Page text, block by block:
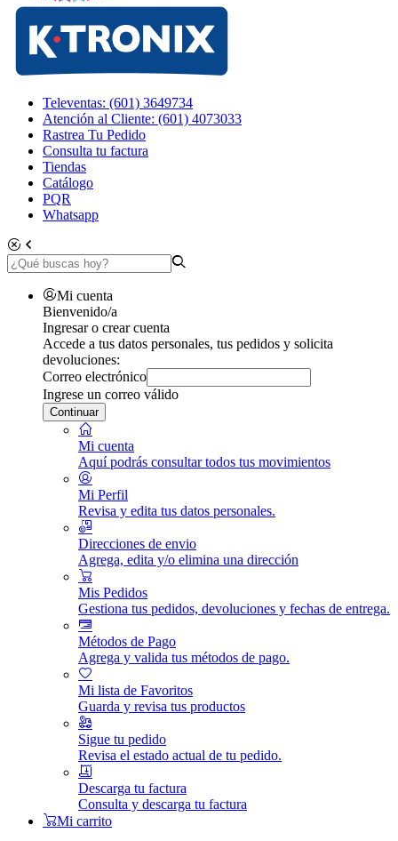
Televentas: (601) 3649734
Atención al Cliente: (601) 4073033
Rastrea Tu Pedido
Consulta tu factura
Tiendas
Catálogo
PQR
Whatsapp
Mi cuenta
Bienvenido/a
Ingresar o crear cuenta
Accede a tus datos personales, tus pedidos y solicita
devoluciones:
Correo electrónico
Ingrese un correo válido
Continuar
Mi cuenta
Aquí podrás consultar todos tus movimientos
Mi Perfil
Revisa y edita tus datos personales.
Direcciones de envio
Agrega, edita y/o elimina una dirección
Mis Pedidos
Gestiona tus pedidos, devoluciones y fechas de entrega.
Métodos de Pago
Agrega y valida tus métodos de pago.
Mi lista de Favoritos
Guarda y revisa tus productos
Sigue tu pedido
Revisa el estado actual de tu pedido.
Descarga tu factura
Consulta y descarga tu factura
Mi carrito